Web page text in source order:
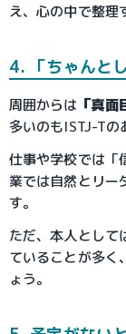
え、心の中で整理
4. 「ちゃんと
周囲からは 「真
多いのもISTJ-Tの
仕事や学校では「
業では自然とリー
す。
ただ、本人として
ていることが多く
ょう。